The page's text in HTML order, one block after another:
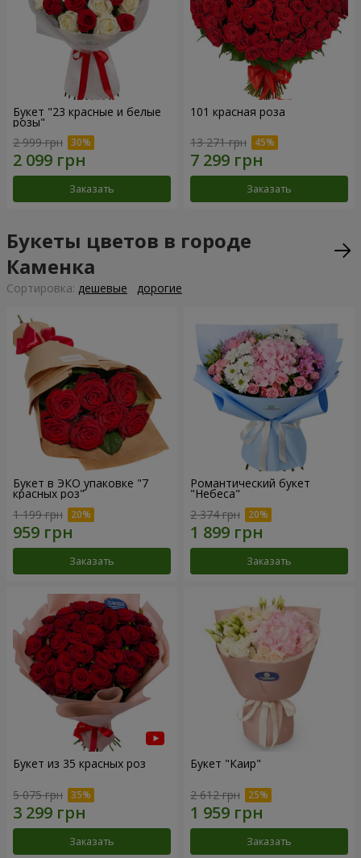
Букет "23 красные и белые
розы"
2 999 грн
Заказать
101 красная роза
13 271 грн
Заказать
Букеты цветов в городе
Каменка
Cортировка: дешевые дорогие
Букет в ЭКО упаковке "7
красных роз"
1 199 грн
Заказать
Романтический букет
"Небеса"
2 374 грн
Заказать
Букет из 35 красных роз
5 075 грн
Заказать
Букет "Каир"
2 612 грн
Заказать